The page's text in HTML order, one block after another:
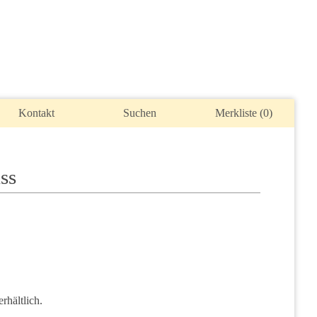
Kontakt Suchen Merkliste (0)